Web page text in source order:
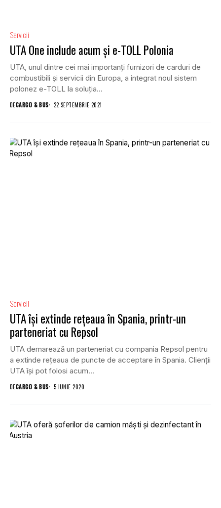
Servicii
UTA One include acum și e-TOLL Polonia
UTA, unul dintre cei mai importanți furnizori de carduri de
combustibili și servicii din Europa, a integrat noul sistem
polonez e-TOLL la soluția...
DECARGO & BUS 22 SEPTEMBRIE 2021
Servicii
UTA își extinde rețeaua în Spania, printr-un
parteneriat cu Repsol
UTA demarează un parteneriat cu compania Repsol pentru
a extinde rețeaua de puncte de acceptare în Spania. Clienții
UTA își pot folosi acum...
DECARGO & BUS 5 IUNIE 2020